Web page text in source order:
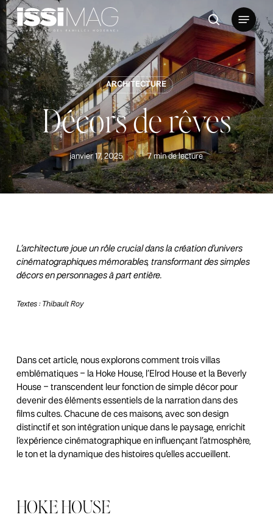
Skip
to
main
content
rechercher
Menu
ARCHITECTURE
Décors de rêves
janvier 17, 2025 7 min de lecture
L’architecture joue un rôle crucial dans la création d’univers
cinématographiques mémorables, transformant des simples
décors en personnages à part entière.
Textes :Thibault Roy
Dans cet article, nous explorons comment trois villas
emblématiques – la Hoke House, l’Elrod House et la Beverly
House – transcendent leur fonction de simple décor pour
devenir des éléments essentiels de la narration dans des
films cultes. Chacune de ces maisons, avec son design
distinctif et son intégration unique dans le paysage, enrichit
l’expérience cinématographique en influençant l’atmosphère,
le ton et la dynamique des histoires qu’elles accueillent.
HOKE HOUSE